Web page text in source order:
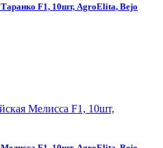
F1, 10шт, AgroElita, Bejo